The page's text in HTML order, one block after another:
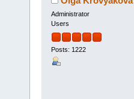
Administrator
Users
Posts: 1222